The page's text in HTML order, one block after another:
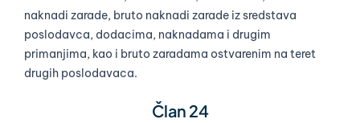
naknadi zarade, bruto naknadi zarade iz sredstava
poslodavca, dodacima, naknadama i drugim
primanjima, kao i bruto zaradama ostvarenim na teret
drugih poslodavaca.
Član 24